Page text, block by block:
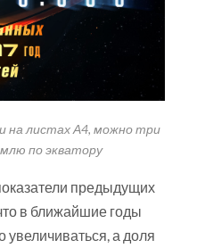
на листах А4, можно три
по экватору
предыдущих
в ближайшие годы
увеличиваться, а доля